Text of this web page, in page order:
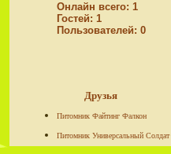
Онлайн всего: 1
Гостей: 1
Пользователей: 0
Друзья
Питомник Файтинг Фалкон
Питомник Универсальный Солдат